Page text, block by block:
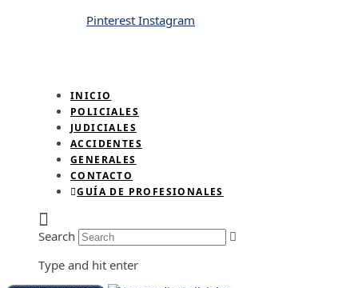
Pinterest Instagram
INICIO
POLICIALES
JUDICIALES
ACCIDENTES
GENERALES
CONTACTO
GUÍA DE PROFESIONALES
Search
Type and hit enter